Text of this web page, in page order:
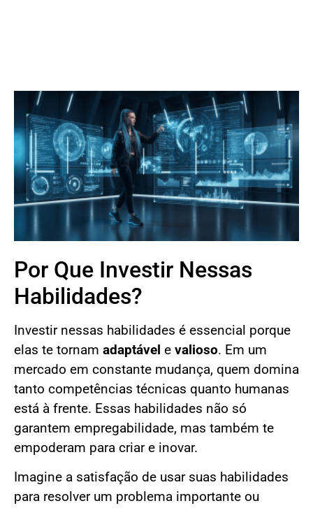
Por Que Investir Nessas
Habilidades?
Investir nessas habilidades é essencial porque
elas te tornam adaptável e valioso. Em um
mercado em constante mudança, quem domina
tanto competências técnicas quanto humanas
está à frente. Essas habilidades não só
garantem empregabilidade, mas também te
empoderam para criar e inovar.
Imagine a satisfação de usar suas habilidades
para resolver um problema importante ou